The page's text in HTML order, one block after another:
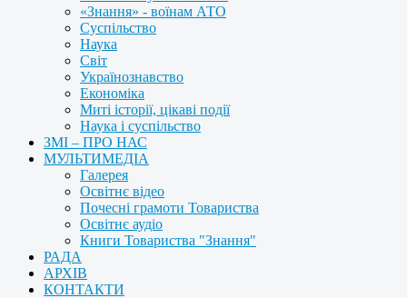
«Знання» - воїнам АТО
Суспільство
Наука
Світ
Українознавство
Економіка
Миті історії, цікаві події
Наука і суспільство
ЗМІ – ПРО НАС
МУЛЬТИМЕДІА
Галерея
Освітнє відео
Почесні грамоти Товариства
Освітнє аудіо
Книги Товариства "Знання"
РАДА
АРХІВ
КОНТАКТИ